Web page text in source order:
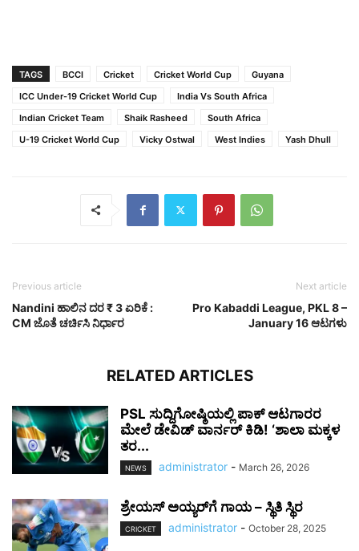
TAGS BCCI Cricket Cricket World Cup
Guyana
ICC Under-19 Cricket World Cup
India Vs South Africa
Indian Cricket Team
Shaik Rasheed
South Africa
U-19 Cricket World Cup
Vicky Ostwal West Indies Yash Dhull
Previous article
Nandini ಹಾಲಿನ ದರ ₹ 3 ಏರಿಕೆ :
CM ಜೊತೆ ಚರ್ಚಿಸಿ ನಿರ್ಧಾರ
Next article
Pro Kabaddi League, PKL 8 –
January 16 ಆಟಗಳು
RELATED ARTICLES
PSL ಸುದ್ದಿಗೋಷ್ಠಿಯಲ್ಲಿ ಪಾಕ್ ಆಟಗಾರರ
ಮೇಲೆ ಡೇವಿಡ್ ವಾರ್ನರ್ ಕಿಡಿ! ‘ಶಾಲಾ ಮಕ್ಕಳ
ತರ...
NEWS administrator - March 26, 2026
ಶ್ರೇಯಸ್ ಅಯ್ಯರ್‌ಗೆ ಗಾಯ – ಸ್ಥಿತಿ ಸ್ಥಿರ
CRICKET administrator - October 28, 2025